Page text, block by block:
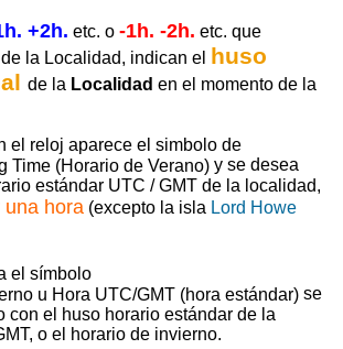
+2h. etc. o -1h. -2h. etc. que
la Localidad, indican el huso
de la Localidad en el momento de la
el reloj aparece el simbolo de
y se desea
estándar UTC / GMT de la localidad,
una hora (excepto la isla Lord Howe
el símbolo
se
con el huso horario estándar de la
o el horario de invierno.